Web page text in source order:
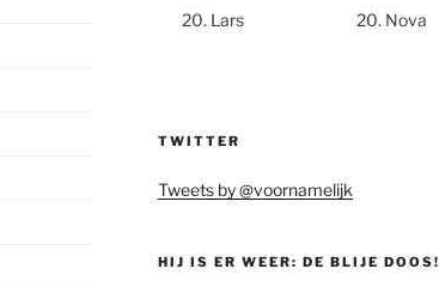
Lars Nova
TWITTER
Tweets by @voornamelijk
HIJ IS ER WEER: DE BLIJE DOOS!